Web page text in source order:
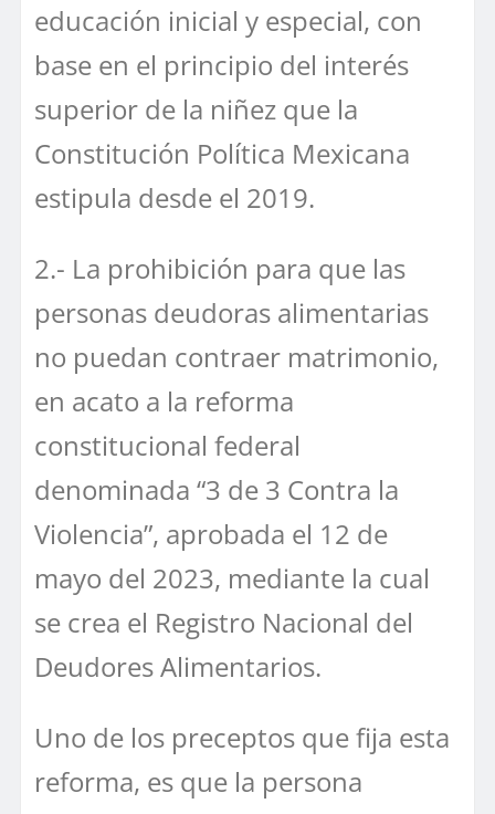
educación inicial y especial, con
base en el principio del interés
superior de la niñez que la
Constitución Política Mexicana
estipula desde el 2019.
2.- La prohibición para que las
personas deudoras alimentarias
no puedan contraer matrimonio,
en acato a la reforma
constitucional federal
denominada “3 de 3 Contra la
Violencia”, aprobada el 12 de
mayo del 2023, mediante la cual
se crea el Registro Nacional del
Deudores Alimentarios.
Uno de los preceptos que fija esta
reforma, es que la persona